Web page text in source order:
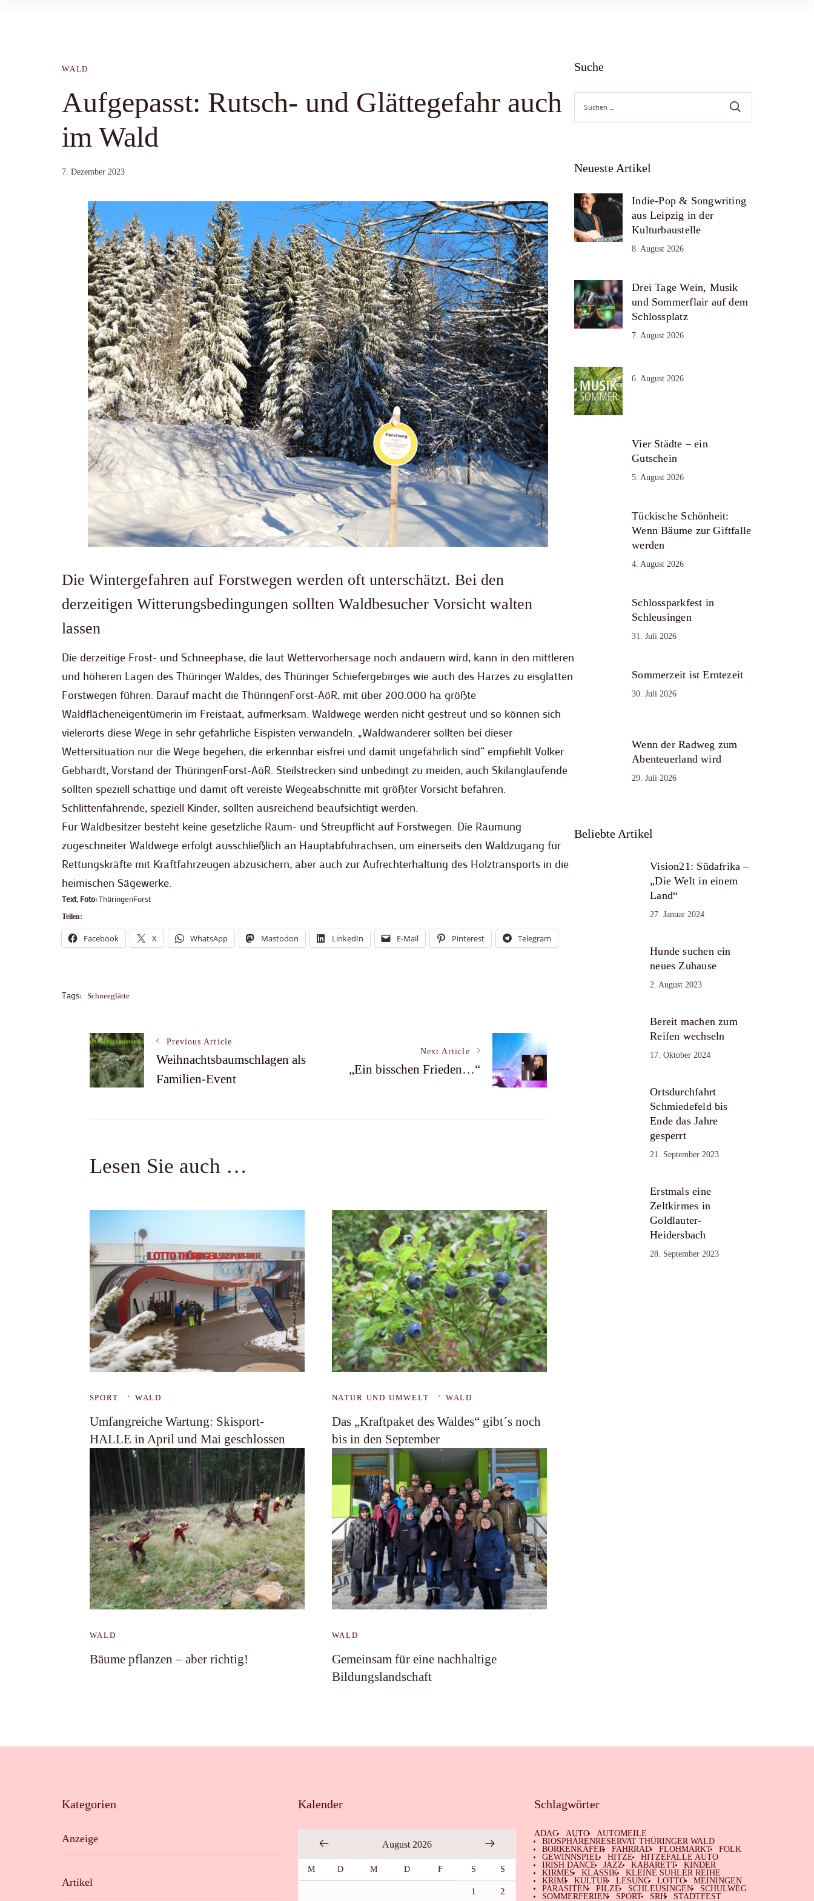
WALD
Aufgepasst: Rutsch- und Glättegefahr auch
im Wald
7. Dezember 2023
Die Wintergefahren auf Forstwegen werden oft unterschätzt. Bei den
derzeitigen Witterungsbedingungen sollten Waldbesucher Vorsicht walten
lassen
Die derzeitige Frost- und Schneephase, die laut Wettervorhersage noch andauern wird, kann in den mittleren
und höheren Lagen des Thüringer Waldes, des Thüringer Schiefergebirges wie auch des Harzes zu eisglatten
Forstwegen führen. Darauf macht die ThüringenForst-AöR, mit über 200.000 ha größte
Waldflächeneigentümerin im Freistaat, aufmerksam. Waldwege werden nicht gestreut und so können sich
vielerorts diese Wege in sehr gefährliche Eispisten verwandeln. „Waldwanderer sollten bei dieser
Wettersituation nur die Wege begehen, die erkennbar eisfrei und damit ungefährlich sind“ empfiehlt Volker
Gebhardt, Vorstand der ThüringenForst-AöR. Steilstrecken sind unbedingt zu meiden, auch Skilanglaufende
sollten speziell schattige und damit oft vereiste Wegeabschnitte mit größter Vorsicht befahren.
Schlittenfahrende, speziell Kinder, sollten ausreichend beaufsichtigt werden.
Für Waldbesitzer besteht keine gesetzliche Räum- und Streupflicht auf Forstwegen. Die Räumung
zugeschneiter Waldwege erfolgt ausschließlich an Hauptabfuhrachsen, um einerseits den Waldzugang für
Rettungskräfte mit Kraftfahrzeugen abzusichern, aber auch zur Aufrechterhaltung des Holztransports in die
heimischen Sägewerke.
Text, Foto:ThüringenForst
Teilen:
Facebook X WhatsApp Mastodon LinkedIn E-Mail Pinterest Telegram
Tags: Schneeglätte
Post
Navigation
Previous Article
Weihnachtsbaumschlagen als
Familien-Event
Next Article
„Ein bisschen Frieden…“
Lesen Sie auch …
SPORT WALD
Umfangreiche Wartung: Skisport-
HALLE in April und Mai geschlossen
NATUR UND UMWELT WALD
Das „Kraftpaket des Waldes“ gibt´s noch
bis in den September
WALD
Bäume pflanzen – aber richtig!
WALD
Gemeinsam für eine nachhaltige
Bildungslandschaft
Suche
Suche
nach:
Neueste Artikel
Indie-Pop & Songwriting
aus Leipzig in der
Kulturbaustelle
8. August 2026
Drei Tage Wein, Musik
und Sommerflair auf dem
Schlossplatz
7. August 2026
6. August 2026
Vier Städte – ein
Gutschein
5. August 2026
Tückische Schönheit:
Wenn Bäume zur Giftfalle
werden
4. August 2026
Schlossparkfest in
Schleusingen
31. Juli 2026
Sommerzeit ist Erntezeit
30. Juli 2026
Wenn der Radweg zum
Abenteuerland wird
29. Juli 2026
Beliebte Artikel
Vision21: Südafrika –
„Die Welt in einem
Land“
27. Januar 2024
Hunde suchen ein
neues Zuhause
2. August 2023
Bereit machen zum
Reifen wechseln
17. Oktober 2024
Ortsdurchfahrt
Schmiedefeld bis
Ende das Jahre
gesperrt
21. September 2023
Erstmals eine
Zeltkirmes in
Goldlauter-
Heidersbach
28. September 2023
Kategorien
Anzeige
Artikel
Kalender
August 2026
M D M D F S S
1 2
Schlagwörter
ADAC AUTO
AUTOMEILE
BIOSPHÄRENRESERVAT THÜRINGER WALD
BORKENKÄFER
FAHRRAD FLOHMARKT
FOLK
GEWINNSPIEL
HITZE
HITZEFALLE AUTO
IRISH DANCE
JAZZ KABARETT
KINDER
KIRMES
KLASSIK
KLEINE SUHLER REIHE
KRIMI
KULTUR LESUNG LOTTO
MEININGEN
PARASITEN
PILZE SCHLEUSINGEN
SCHULWEG
SOMMERFERIEN
SPORT SRH
STADTFEST